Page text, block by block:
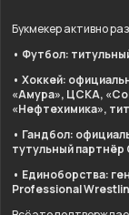
Букмекер активно
• Футбол:
• Хоккей:
«Амура», ЦСКА,
«Нефтехимика»,
• Гандбол:
тутульный партнёр
• Единоборства:
Professional